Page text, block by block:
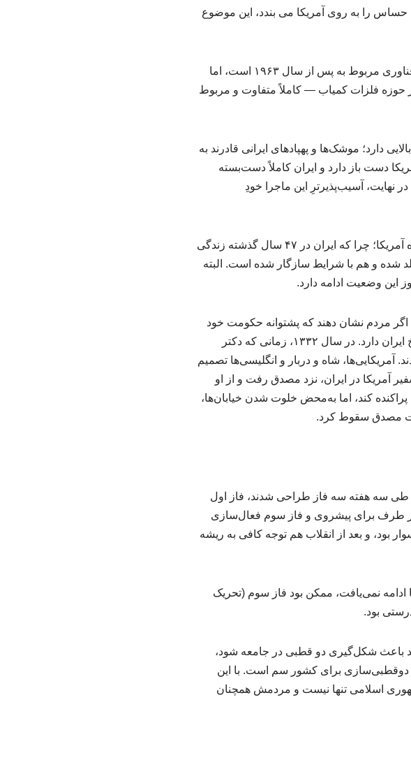
حساس را به روی آمریکا می بندد، این موضوع
وی خاطرنشان کرد: محاصره دریایی که آمریکا به آن اشاره دارد، به لحاظ فناوری مربوط به پس از سال ۱۹۶۳ است، اما
حوزه‌ فلزات کمیاب — کاملاً متفاوت و مربوط
دارد؛ موشک‌ها و پهپادهای ایرانی قادرند به
دست باز دارد و ایران کاملاً دست‌بسته
آسیب‌پذیرترِ این ماجرا خودِ
وی یادآورشد: ایران ممکن است در این ماجرا ضررهایی ببیند، اما نه به اندازه‌ آمریکا؛ چرا که ایران در ۴۷ سال گذشته زندگی
شده و هم با شرایط سازگار شده است. البته
اگر مردم نشان دهند که پشتوانه‌ حکومت خود
هستند، این امر بسیار مهم و قابل توجه است، اصل این دیدگاه ریشه در تاریخ ایران دارد. در سال ۱۳۳۲، زمانی که دکتر
آمریکایی‌ها، شاه و دربار و انگلیسی‌ها تصمیم
آمریکا در ایران، نزد مصدق رفت و از او
کند، اما به‌محض خلوت شدن خیابان‌ها،
طی سه هفته سه فاز طراحی شدند، فاز اول
هر طرف برای پیشروی و فاز سوم فعال‌سازی
بود، و بعد از انقلاب هم توجه کافی به ریشه‌
نمی‌یافت، ممکن بود فاز سوم (تحریک
بود.
باعث شکل‌گیری دو قطبی در جامعه شود،
دوقطبی‌سازی برای کشور سم است. با این
اسلامی تنها نیست و مردمش همچنان